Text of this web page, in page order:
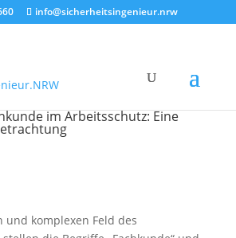
info@sicherheitsingenieur.nrw
im Arbeitsschutz: Eine
und komplexen Feld des